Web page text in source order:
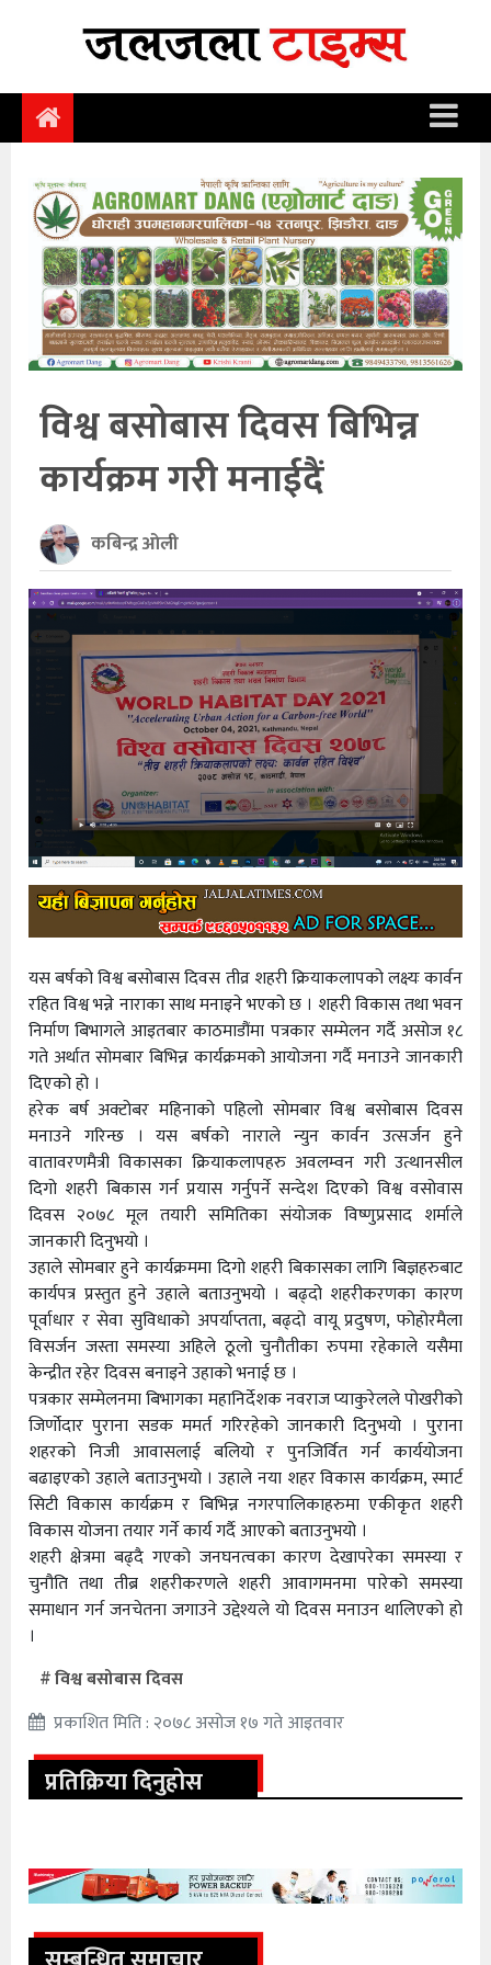
समाचार
समाज
राजनीति
आर्थिक
अन्तर्वार्ता
विचार
साहित्य/
सूचना
प्रविधि
खेलकुद
अन्तर्राष्ट्रिय
थप
विश्व बसोबास दिवस बिभिन्न
कार्यक्रम गरी मनाईदैं
कबिन्द्र ओली
यस बर्षको विश्व बसोबास दिवस तीव्र शहरी क्रियाकलापको लक्ष्यः कार्वन
रहित विश्व भन्ने नाराका साथ मनाइने भएको छ । शहरी विकास तथा भवन
निर्माण बिभागले आइतबार काठमाडौंमा पत्रकार सम्मेलन गर्दै असोज १८
गते अर्थात सोमबार बिभिन्न कार्यक्रमको आयोजना गर्दै मनाउने जानकारी
दिएको हो ।
हरेक बर्ष अक्टोबर महिनाको पहिलो सोमबार विश्व बसोबास दिवस
मनाउने गरिन्छ । यस बर्षको नाराले न्युन कार्वन उत्सर्जन हुने
वातावरणमैत्री विकासका क्रियाकलापहरु अवलम्वन गरी उत्थानसील
दिगो शहरी बिकास गर्न प्रयास गर्नुपर्ने सन्देश दिएको विश्व वसोवास
दिवस २०७८ मूल तयारी समितिका संयोजक विष्णुप्रसाद शर्माले
जानकारी दिनुभयो ।
उहाले सोमबार हुने कार्यक्रममा दिगो शहरी बिकासका लागि बिज्ञहरुबाट
कार्यपत्र प्रस्तुत हुने उहाले बताउनुभयो । बढ्दो शहरीकरणका कारण
पूर्वाधार र सेवा सुविधाको अपर्याप्तता, बढ्दो वायू प्रदुषण, फोहोरमैला
विसर्जन जस्ता समस्या अहिले ठूलो चुनौतीका रुपमा रहेकाले यसैमा
केन्द्रीत रहेर दिवस बनाइने उहाको भनाई छ ।
पत्रकार सम्मेलनमा बिभागका महानिर्देशक नवराज प्याकुरेलले पोखरीको
जिर्णोदार पुराना सडक ममर्त गरिरहेको जानकारी दिनुभयो । पुराना
शहरको निजी आवासलाई बलियो र पुनजिर्वित गर्न कार्ययोजना
बढाइएको उहाले बताउनुभयो । उहाले नया शहर विकास कार्यक्रम, स्मार्ट
सिटी विकास कार्यक्रम र बिभिन्न नगरपालिकाहरुमा एकीकृत शहरी
विकास योजना तयार गर्ने कार्य गर्दै आएको बताउनुभयो ।
शहरी क्षेत्रमा बढ्दै गएको जनघनत्वका कारण देखापरेका समस्या र
चुनौति तथा तीब्र शहरीकरणले शहरी आवागमनमा पारेको समस्या
समाधान गर्न जनचेतना जगाउने उद्देश्यले यो दिवस मनाउन थालिएको हो
।
विश्व बसोबास दिवस
प्रकाशित मिति : २०७८ असोज १७ गते आइतवार
प्रतिक्रिया दिनुहोस